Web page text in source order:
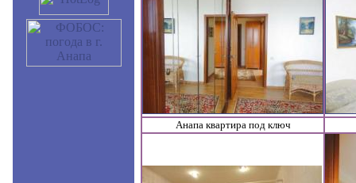
Анапа квартира под ключ